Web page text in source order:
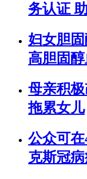
务认证
妇女胆
高胆固
母亲积
拖累女儿
公众可
克斯冠